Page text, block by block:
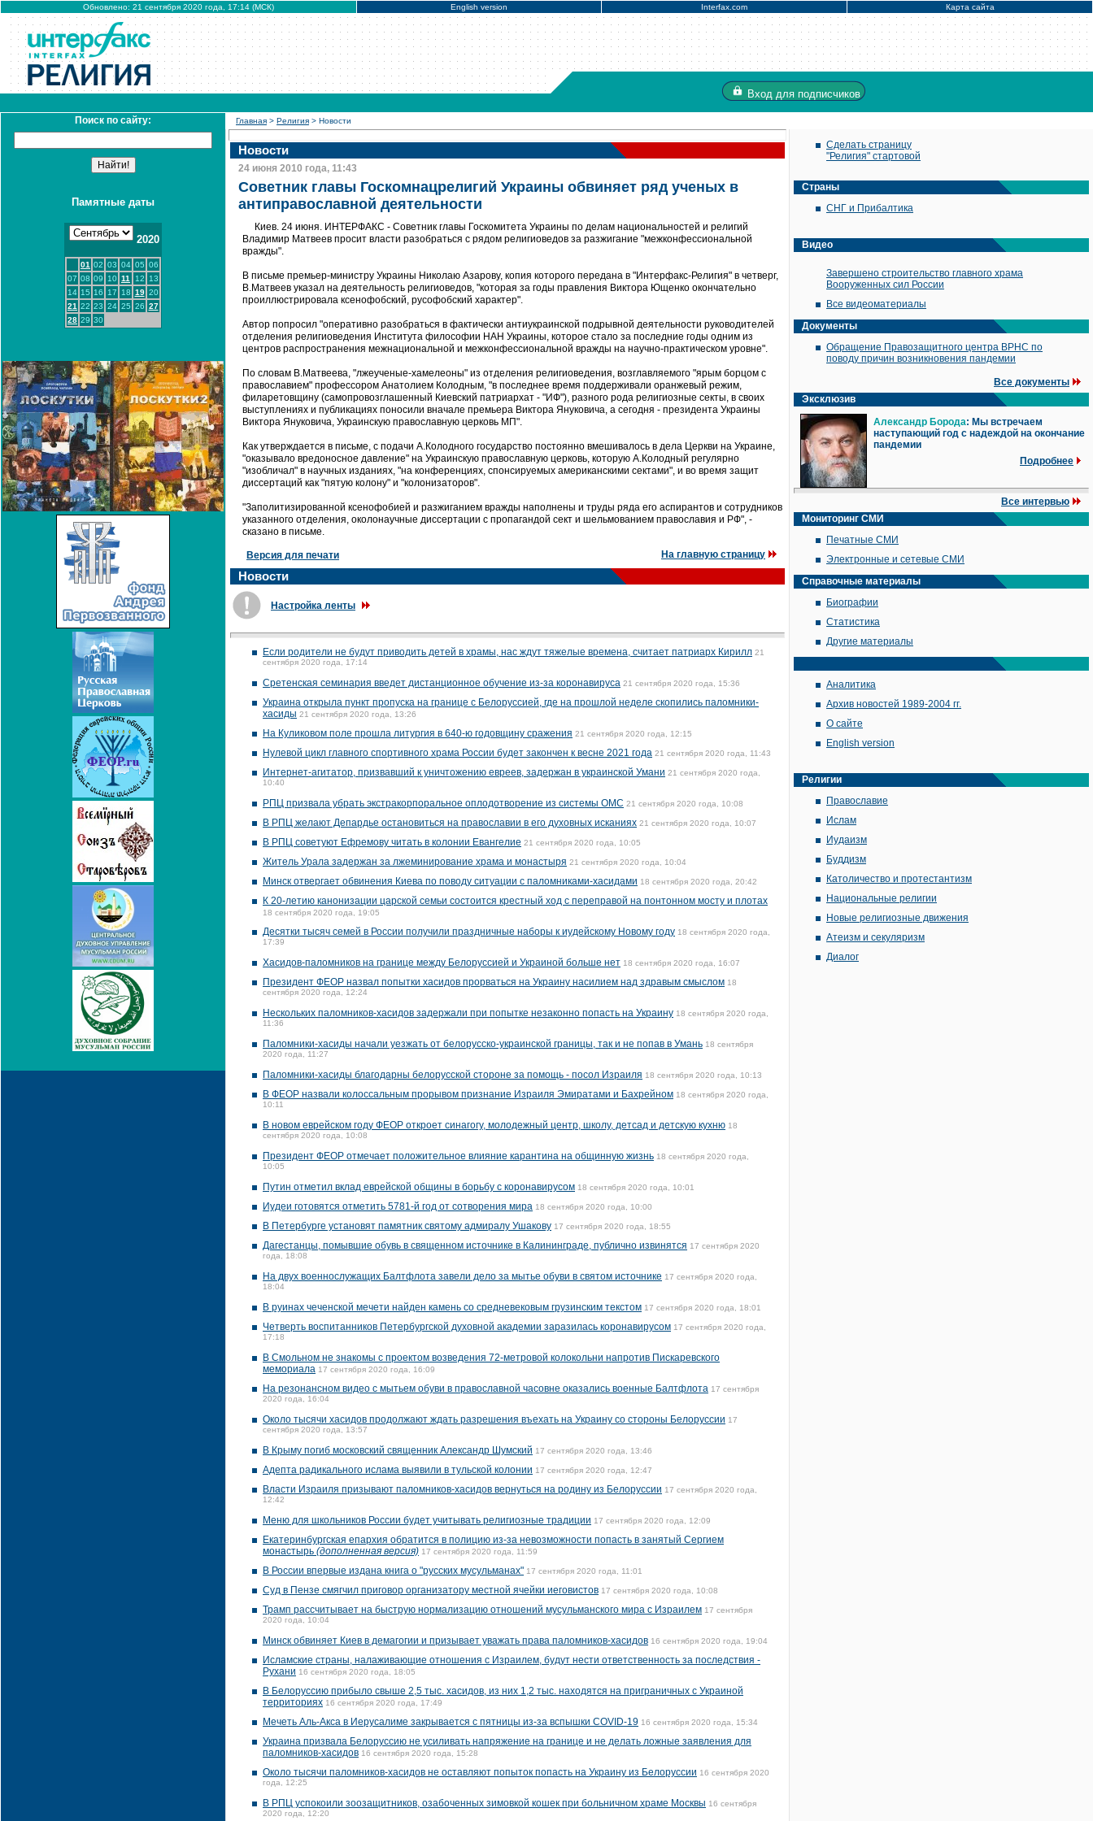
Обновлено: 21 сентября 2020 года, 17:14 (МСК) English version Interfax.com Карта сайта
Вход для подписчиков
Поиск по сайту:
Памятные даты
2020
01 02 03 04 05 06
07 08 09 10 11 12
13
14 15 16 17 18 19 20
21 22 23 24 25 26 27
28 29 30
Главная > Религия > Новости
Новости
24 июня 2010 года, 11:43
Советник главы Госкомнацрелигий Украины обвиняет ряд ученых в
антиправославной деятельности
Киев. 24 июня. ИНТЕРФАКС - Советник главы Госкомитета Украины по делам национальностей и религий
Владимир Матвеев просит власти разобраться с рядом религиоведов за разжигание "межконфессиональной
вражды".
В письме премьер-министру Украины Николаю Азарову, копия которого передана в "Интерфакс-Религия" в четверг,
В.Матвеев указал на деятельность религиоведов, "которая за годы правления Виктора Ющенко окончательно
проиллюстрировала ксенофобский, русофобский характер".
Автор попросил "оперативно разобраться в фактически антиукраинской подрывной деятельности руководителей
отделения религиоведения Института философии НАН Украины, которое стало за последние годы одним из
центров распространения межнациональной и межконфессиональной вражды на научно-практическом уровне".
По словам В.Матвеева, "лжеученые-хамелеоны" из отделения религиоведения, возглавляемого "ярым борцом с
православием" профессором Анатолием Колодным, "в последнее время поддерживали оранжевый режим,
филаретовщину (самопровозглашенный Киевский патриархат - "ИФ"), разного рода религиозные секты, в своих
выступлениях и публикациях поносили вначале премьера Виктора Януковича, а сегодня - президента Украины
Виктора Януковича, Украинскую православную церковь МП".
Как утверждается в письме, с подачи А.Колодного государство постоянно вмешивалось в дела Церкви на Украине,
"оказывало вредоносное давление" на Украинскую православную церковь, которую А.Колодный регулярно
"изобличал" в научных изданиях, "на конференциях, спонсируемых американскими сектами", и во время защит
диссертаций как "пятую колону" и "колонизаторов".
"Заполитизированной ксенофобией и разжиганием вражды наполнены и труды ряда его аспирантов и сотрудников
указанного отделения, околонаучные диссертации с пропагандой сект и шельмованием православия и РФ", -
сказано в письме.
Версия для печати На главную страницу
Новости
Настройка ленты
Если родители не будут приводить детей в храмы, нас ждут тяжелые времена, считает патриарх Кирилл 21
сентября 2020 года, 17:14
Сретенская семинария введет дистанционное обучение из-за коронавируса 21 сентября 2020 года, 15:36
Украина открыла пункт пропуска на границе с Белоруссией, где на прошлой неделе скопились паломники-
хасиды 21 сентября 2020 года, 13:26
На Куликовом поле прошла литургия в 640-ю годовщину сражения 21 сентября 2020 года, 12:15
Нулевой цикл главного спортивного храма России будет закончен к весне 2021 года 21 сентября 2020 года, 11:43
Интернет-агитатор, призвавший к уничтожению евреев, задержан в украинской Умани 21 сентября 2020 года,
10:40
РПЦ призвала убрать экстракорпоральное оплодотворение из системы ОМС 21 сентября 2020 года, 10:08
В РПЦ желают Депардье остановиться на православии в его духовных исканиях 21 сентября 2020 года, 10:07
В РПЦ советуют Ефремову читать в колонии Евангелие 21 сентября 2020 года, 10:05
Житель Урала задержан за лжеминирование храма и монастыря 21 сентября 2020 года, 10:04
Минск отвергает обвинения Киева по поводу ситуации с паломниками-хасидами 18 сентября 2020 года, 20:42
К 20-летию канонизации царской семьи состоится крестный ход с переправой на понтонном мосту и плотах
18 сентября 2020 года, 19:05
Десятки тысяч семей в России получили праздничные наборы к иудейскому Новому году 18 сентября 2020 года,
17:39
Хасидов-паломников на границе между Белоруссией и Украиной больше нет 18 сентября 2020 года, 16:07
Президент ФЕОР назвал попытки хасидов прорваться на Украину насилием над здравым смыслом 18
сентября 2020 года, 12:24
Нескольких паломников-хасидов задержали при попытке незаконно попасть на Украину 18 сентября 2020 года,
11:36
Паломники-хасиды начали уезжать от белорусско-украинской границы, так и не попав в Умань 18 сентября
2020 года, 11:27
Паломники-хасиды благодарны белорусской стороне за помощь - посол Израиля 18 сентября 2020 года, 10:13
В ФЕОР назвали колоссальным прорывом признание Израиля Эмиратами и Бахрейном 18 сентября 2020 года,
10:11
В новом еврейском году ФЕОР откроет синагогу, молодежный центр, школу, детсад и детскую кухню 18
сентября 2020 года, 10:08
Президент ФЕОР отмечает положительное влияние карантина на общинную жизнь 18 сентября 2020 года,
10:05
Путин отметил вклад еврейской общины в борьбу с коронавирусом 18 сентября 2020 года, 10:01
Иудеи готовятся отметить 5781-й год от сотворения мира 18 сентября 2020 года, 10:00
В Петербурге установят памятник святому адмиралу Ушакову 17 сентября 2020 года, 18:55
Дагестанцы, помывшие обувь в священном источнике в Калининграде, публично извинятся 17 сентября 2020
года, 18:08
На двух военнослужащих Балтфлота завели дело за мытье обуви в святом источнике 17 сентября 2020 года,
18:04
В руинах чеченской мечети найден камень со средневековым грузинским текстом 17 сентября 2020 года, 18:01
Четверть воспитанников Петербургской духовной академии заразилась коронавирусом 17 сентября 2020 года,
17:18
В Смольном не знакомы с проектом возведения 72-метровой колокольни напротив Пискаревского
мемориала 17 сентября 2020 года, 16:09
На резонансном видео с мытьем обуви в православной часовне оказались военные Балтфлота 17 сентября
2020 года, 16:04
Около тысячи хасидов продолжают ждать разрешения въехать на Украину со стороны Белоруссии 17
сентября 2020 года, 13:57
В Крыму погиб московский священник Александр Шумский 17 сентября 2020 года, 13:46
Адепта радикального ислама выявили в тульской колонии 17 сентября 2020 года, 12:47
Власти Израиля призывают паломников-хасидов вернуться на родину из Белоруссии 17 сентября 2020 года,
12:42
Меню для школьников России будет учитывать религиозные традиции 17 сентября 2020 года, 12:09
Екатеринбургская епархия обратится в полицию из-за невозможности попасть в занятый Сергием
монастырь (дополненная версия) 17 сентября 2020 года, 11:59
В России впервые издана книга о "русских мусульманах" 17 сентября 2020 года, 11:01
Суд в Пензе смягчил приговор организатору местной ячейки иеговистов 17 сентября 2020 года, 10:08
Трамп рассчитывает на быструю нормализацию отношений мусульманского мира с Израилем 17 сентября
2020 года, 10:04
Минск обвиняет Киев в демагогии и призывает уважать права паломников-хасидов 16 сентября 2020 года, 19:04
Исламские страны, налаживающие отношения с Израилем, будут нести ответственность за последствия -
Рухани 16 сентября 2020 года, 18:05
В Белоруссию прибыло свыше 2,5 тыс. хасидов, из них 1,2 тыс. находятся на приграничных с Украиной
территориях 16 сентября 2020 года, 17:49
Мечеть Аль-Акса в Иерусалиме закрывается с пятницы из-за вспышки COVID-19 16 сентября 2020 года, 15:34
Украина призвала Белоруссию не усиливать напряжение на границе и не делать ложные заявления для
паломников-хасидов 16 сентября 2020 года, 15:28
Около тысячи паломников-хасидов не оставляют попыток попасть на Украину из Белоруссии 16 сентября 2020
года, 12:25
В РПЦ успокоили зоозащитников, озабоченных зимовкой кошек при больничном храме Москвы 16 сентября
2020 года, 12:20
Сделать страницу
"Религия" стартовой
Страны
СНГ и Прибалтика
Видео
Завершено строительство главного храма
Вооруженных сил России
Все видеоматериалы
Документы
Обращение Правозащитного центра ВРНС по
поводу причин возникновения пандемии
Все документы
Эксклюзив
Александр Борода: Мы встречаем
наступающий год с надеждой на окончание
пандемии
Подробнее
Все интервью
Мониторинг СМИ
Печатные СМИ
Электронные и сетевые СМИ
Справочные материалы
Биографии
Статистика
Другие материалы
Аналитика
Архив новостей 1989-2004 гг.
О сайте
English version
Религии
Православие
Ислам
Иудаизм
Буддизм
Католичество и протестантизм
Национальные религии
Новые религиозные движения
Атеизм и секуляризм
Диалог